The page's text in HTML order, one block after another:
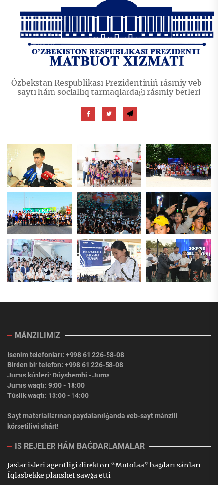
Ózbekstan Respublikası Prezidentiniń rásmiy veb-
saytı hám sociallıq tarmaqlardaǵı rásmiy betleri
MÁNZILIMIZ
Isenim telefonları: +998 61 226-58-08
Birden bir telefon: +998 61 226-58-08
Jumıs kúnleri: Dúyshembi - Juma
Jumıs waqtı: 9:00 - 18:00
Túslik waqtı: 13:00 - 14:00
Sayt materiallarınan paydalanılǵanda veb-sayt mánzili
kórsetiliwi shárt!
IS REJELER HÁM BAǴDARLAMALAR
Jaslar isleri agentligi direktorı “Mutolaa” baǵdarı sárdarı
Íqlasbekke planshet sawǵa etti